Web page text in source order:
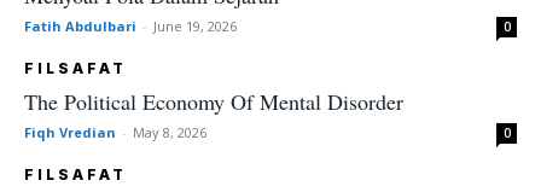
Fatih Abdulbari - June 19, 2026 0
FILSAFAT
The Political Economy Of Mental Disorder
Fiqh Vredian - May 8, 2026 0
FILSAFAT